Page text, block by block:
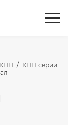
КПП / КПП серии